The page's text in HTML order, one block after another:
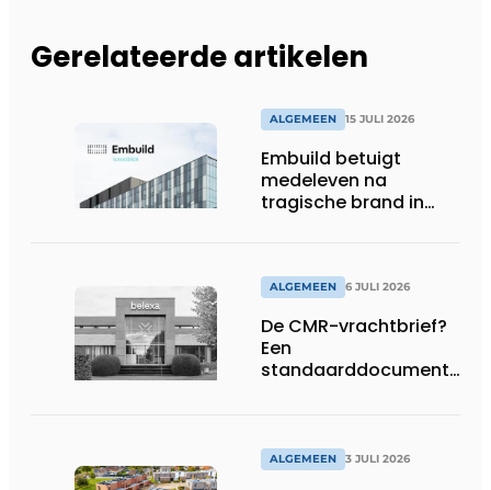
Gerelateerde artikelen
ALGEMEEN 15 JULI 2026
Embuild betuigt
medeleven na
tragische brand in
ALGEMEEN 6 JULI 2026
De CMR-vrachtbrief?
Een
standaarddocument
ALGEMEEN 3 JULI 2026